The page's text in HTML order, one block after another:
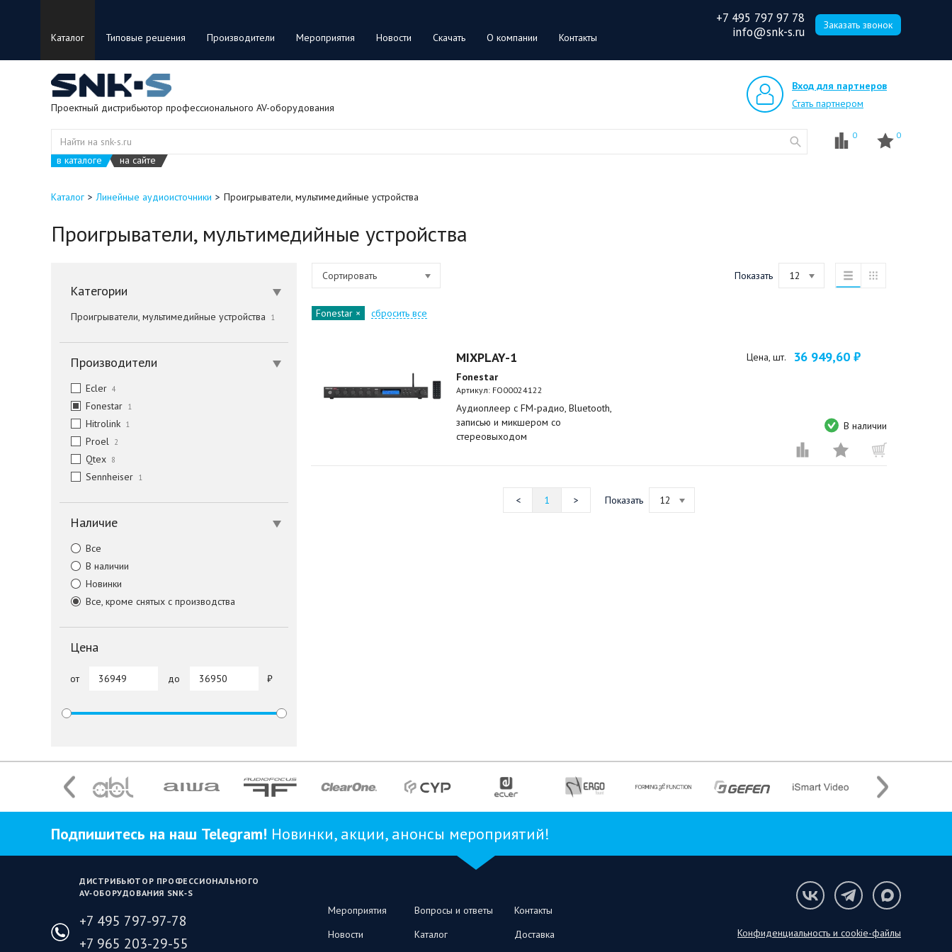
Каталог Типовые решения Производители Мероприятия Новости Скачать О компании Контакты
+7 495 797 97 78
info@snk-s.ru
Заказать звонок
Проектный дистрибьютор профессионального AV-оборудования
Вход для партнеров
Стать партнером
в каталоге на сайте
0 0
Каталог Линейные аудиоисточники Проигрыватели, мультимедийные устройства
Проигрыватели, мультимедийные устройства
Категории
Проигрыватели, мультимедийные устройства 1
Производители
Ecler 4
Fonestar 1
Hitrolink 1
Proel 2
Qtex 8
Sennheiser 1
Наличие
Все
В наличии
Новинки
Все, кроме снятых с производства
Цена
от до
Сортировать Показать 12
Fonestar сбросить все
MIXPLAY-1
Fonestar
Артикул: FO00024122
Аудиоплеер с FM-радио, Bluetooth,
записью и микшером со
стереовыходом
Цена, шт. 36 949,60 ₽
В наличии
1 Показать 12
Подпишитесь на наш Telegram! Новинки, акции, анонсы мероприятий!
ДИСТРИБЬЮТОР ПРОФЕССИОНАЛЬНОГО
AV‑ОБОРУДОВАНИЯ SNK‑S
+7 495 797-97-78
+7 965 203-29-55
Мероприятия
Новости
Вопросы и ответы
Каталог
Контакты
Доставка
Конфиденциальность и cookie-файлы